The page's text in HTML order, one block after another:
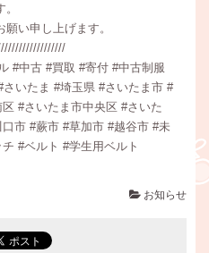
い申し上げます。
#中古 #買取 #寄付 #中古制服
いたま #埼玉県 #さいたま市 #
#さいたま市中央区 #さいた
市 #蕨市 #草加市 #越谷市 #未
#ベルト #学生用ベルト
お知らせ